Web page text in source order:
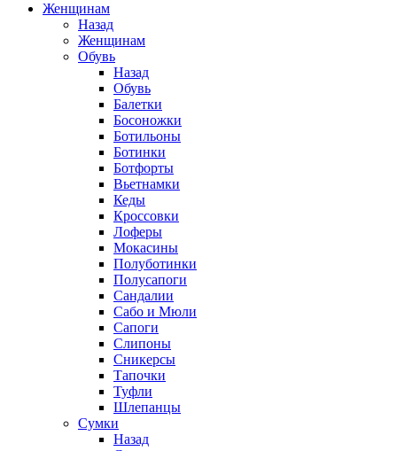
Женщинам
Назад
Женщинам
Обувь
Назад
Обувь
Балетки
Босоножки
Ботильоны
Ботинки
Ботфорты
Вьетнамки
Кеды
Кроссовки
Лоферы
Мокасины
Полуботинки
Полусапоги
Сандалии
Сабо и Мюли
Сапоги
Слипоны
Сникерсы
Тапочки
Туфли
Шлепанцы
Cумки
Назад